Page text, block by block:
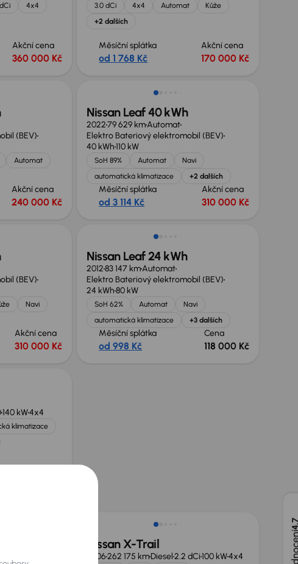
4x4
Akční cena
360 000 Kč
3.0 dCi 4x4 Automat
Kůže
+2 dalších
Měsíční splátka
od 1 768 Kč
Akční cena
170 000 Kč
(BEV)
Automat
Akční cena
240 000 Kč
Zlevněno o 10 000 Kč
Nissan Leaf 40 kWh
202279 629 kmAutomat
Elektro Bateriový elektromobil (BEV)
40 kWh110 kW
SoH 89% Automat
Navi
automatická klimatizace
+2 dalších
Měsíční splátka
od 3 114 Kč
Akční cena
310 000 Kč
(BEV)
Navi
Akční cena
310 000 Kč
Nissan Leaf 24 kWh
201283 147 kmAutomat
Elektro Bateriový elektromobil (BEV)
24 kWh80 kW
SoH 62% Automat
Navi
automatická klimatizace
+3 dalších
Měsíční splátka
od 998 Kč
Cena
118 000 Kč
140 kW4x4
klimatizace
Nissan X-Trail
2006262 175 kmDiesel2.2 dCi100 kW4x4